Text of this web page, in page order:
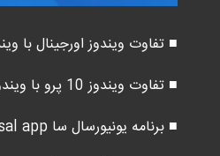
■ تفاوت ویندوز اورجینال با
■ تفاوت ویندوز 10 پرو با ویندوز 10 Home
■ برنامه یونیورسال سا Universal app چیه ؟